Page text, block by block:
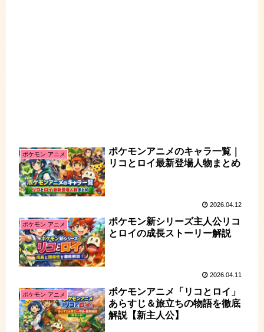
ポケモン アニメ
ポケモンアニメのキャラ一覧｜
リコとロイ最新登場人物まとめ
2026.04.12
ポケモン アニメ
ポケモン新シリーズ主人公リコ
とロイの成長ストーリー解説
2026.04.11
ポケモン アニメ
ポケモンアニメ「リコとロイ」
あらすじ＆旅立ちの物語を徹底
解説【新主人公】